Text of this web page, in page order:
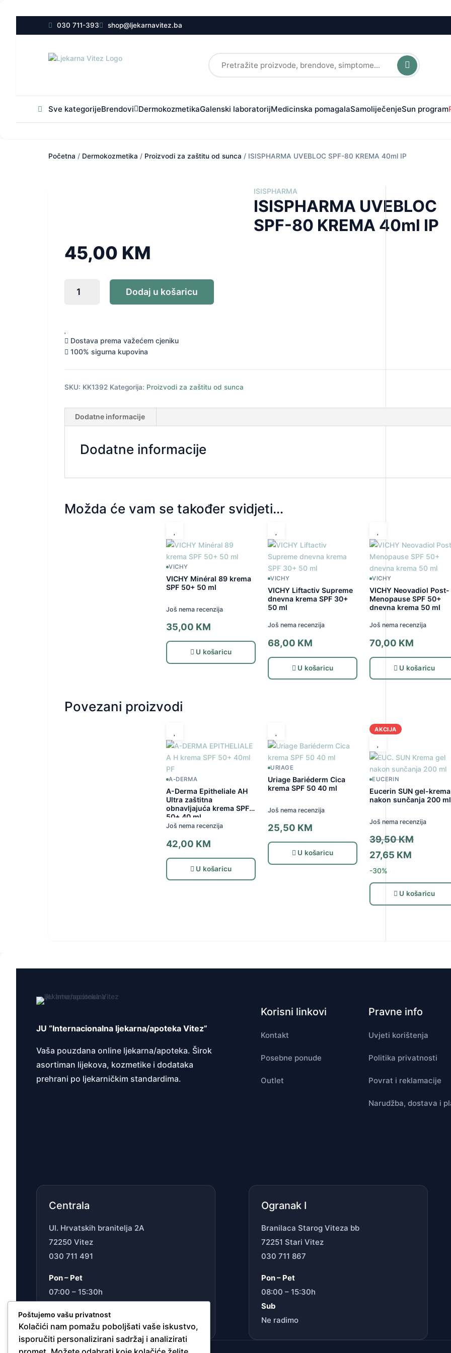
030 711-393 shop@ljekarnavitez.ba
Sve kategorijeBrendovi DermokozmetikaGalenski laboratorijMedicinska pomagalaSamoliječenjeSun program
Početna / Dermokozmetika / Proizvodi za zaštitu od sunca / ISISPHARMA UVEBLOC SPF-80 KREMA 40ml IP
ISISPHARMA
ISISPHARMA UVEBLOC
SPF-80 KREMA 40ml IP
45,00 KM
UVEBLOC
SPF-
40ml
IP
Dodaj u košaricu
Dostava prema važećem cjeniku
100% sigurna kupovina
SKU: KK1392 Kategorija: Proizvodi za zaštitu od sunca
Dodatne informacije
Dodatne informacije
Možda će vam se također svidjeti…
VICHY
VICHY Minéral 89 krema
SPF 50+ 50 ml
Još nema recenzija
35,00 KM
U košaricu
VICHY
VICHY Liftactiv Supreme
dnevna krema SPF 30+
50 ml
Još nema recenzija
68,00 KM
U košaricu
VICHY
VICHY Neovadiol Post-
Menopause SPF 50+
dnevna krema 50 ml
Još nema recenzija
70,00 KM
U košaricu
Povezani proizvodi
A-DERMA
A-Derma Epitheliale AH
Ultra zaštitna
obnavljajuća krema SPF
50+ 40 ml
Još nema recenzija
42,00 KM
U košaricu
URIAGE
Uriage Bariéderm Cica
krema SPF 50 40 ml
Još nema recenzija
25,50 KM
U košaricu
AKCIJA
EUCERIN
Eucerin SUN gel-krema
nakon sunčanja 200 ml
Još nema recenzija
39,50KM
39,50
27,65 KM
-30%
U košaricu
JU “Internacionalna ljekarna/apoteka Vitez”
Vaša pouzdana online ljekarna/apoteka. Širok
asortiman lijekova, kozmetike i dodataka
prehrani po ljekarničkim standardima.
Korisni linkovi
Kontakt
Posebne ponude
Outlet
Pravne info
Uvjeti korištenja
Politika privatnosti
Povrat i reklamacije
Narudžba, dostava i
Centrala
Ul. Hrvatskih branitelja 2A
72250 Vitez
030 711 491
Pon – Pet
07:00 – 15:30h
Ne radimo
Ogranak I
Branilaca Starog Viteza bb
72251 Stari Vitez
030 711 867
Pon – Pet
08:00 – 15:30h
Sub
Ne radimo
Poštujemo vašu privatnost
Kolačići nam pomažu poboljšati vaše iskustvo,
isporučiti personalizirani sadržaj i analizirati